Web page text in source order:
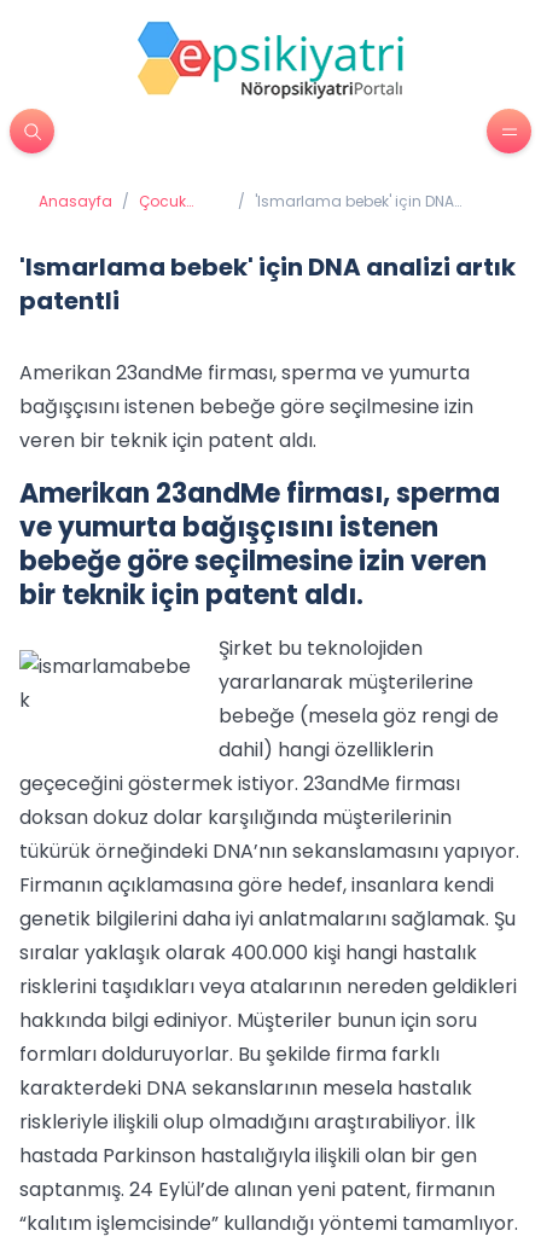
Anasayfa / Çocuk
/ 'Ismarlama bebek' için DNA
'Ismarlama bebek' için DNA analizi artık
patentli
Amerikan 23andMe firması, sperma ve yumurta
bağışçısını istenen bebeğe göre seçilmesine izin
veren bir teknik için patent aldı.
Amerikan 23andMe firması, sperma
ve yumurta bağışçısını istenen
bebeğe göre seçilmesine izin veren
bir teknik için patent aldı.
Şirket bu teknolojiden
yararlanarak müşterilerine
bebeğe (mesela göz rengi de
dahil) hangi özelliklerin
geçeceğini göstermek istiyor. 23andMe firması
doksan dokuz dolar karşılığında müşterilerinin
tükürük örneğindeki DNA’nın sekanslamasını yapıyor.
Firmanın açıklamasına göre hedef, insanlara kendi
genetik bilgilerini daha iyi anlatmalarını sağlamak. Şu
sıralar yaklaşık olarak 400.000 kişi hangi hastalık
risklerini taşıdıkları veya atalarının nereden geldikleri
hakkında bilgi ediniyor. Müşteriler bunun için soru
formları dolduruyorlar. Bu şekilde firma farklı
karakterdeki DNA sekanslarının mesela hastalık
riskleriyle ilişkili olup olmadığını araştırabiliyor. İlk
hastada Parkinson hastalığıyla ilişkili olan bir gen
saptanmış. 24 Eylül’de alınan yeni patent, firmanın
“kalıtım işlemcisinde” kullandığı yöntemi tamamlıyor.